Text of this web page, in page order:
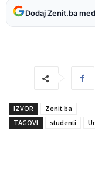
Dodaj Zenit.ba
IZVOR
Zenit.ba
TAGOVI
studenti